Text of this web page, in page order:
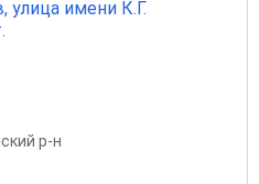
улица имени К.Г.
р-н